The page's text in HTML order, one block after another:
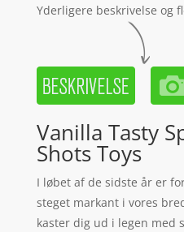
Yderligere beskrivelse og
Vanilla Tasty
Shots Toys
I løbet af de sidste år er
steget markant i vores
kaster dig ud i legen med